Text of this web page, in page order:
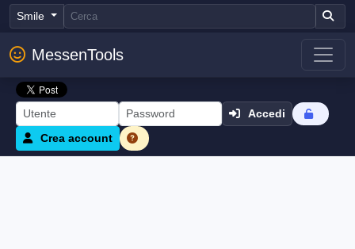
Smile
MessenTools
Accedi
Crea account